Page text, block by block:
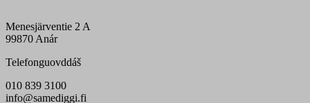
Menesjärventie 2 A
99870 Anár
Telefonguovddáš
010 839 3100
info@samediggi.fi